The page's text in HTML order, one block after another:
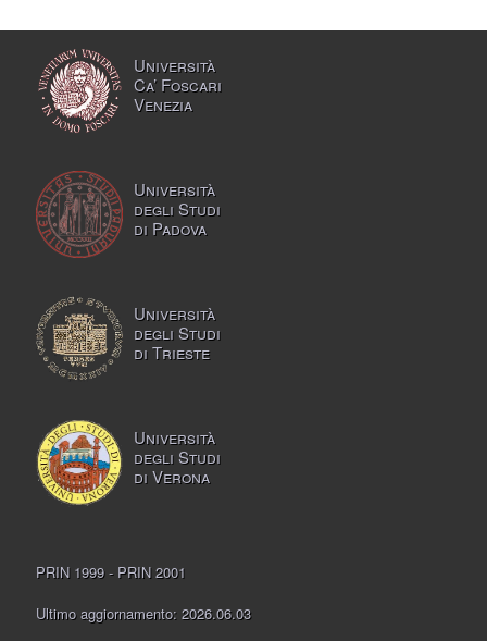
Università
Ca’ Foscari
Venezia
Università
degli Studi
di Padova
Università
degli Studi
di Trieste
Università
degli Studi
di Verona
PRIN 1999 - PRIN 2001
Ultimo aggiornamento: 2026.06.03